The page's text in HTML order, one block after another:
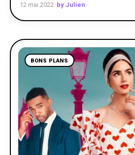
12 mai 2022 by Julien
BONS PLANS